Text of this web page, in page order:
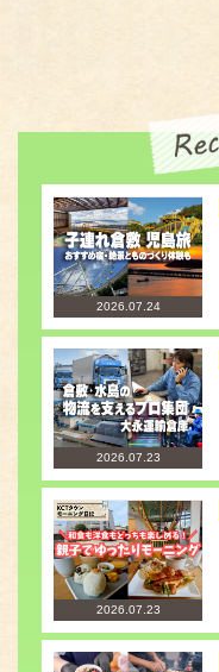
2026.07.24
2026.07.23
2026.07.23